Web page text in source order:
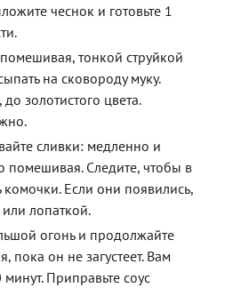
чеснок и готовьте 1
тонкой струйкой
на сковороду муку.
золотистого цвета.
сливки: медленно и
помешивая. Следите, чтобы в
комочки. Если они появились,
лопаткой.
огонь и продолжайте
пока он не загустеет. Вам
Приправьте соус